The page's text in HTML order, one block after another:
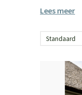
Lees meer